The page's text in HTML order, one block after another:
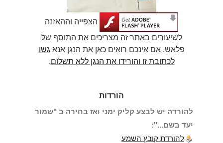
הצפייה וההאזנה
לשיעורים באתר זה מצריכים את התוסף של
פלאש. אם אינכם רואים כאן את הנגן אנאגשו
לכתובת זו והורידו את הנגן ללא תשלום.
הורדות
להורדה יש לבצע קליק ימני ואז בחירה ב "שמור
יעד בשם...":
להורדת קובץ השמע